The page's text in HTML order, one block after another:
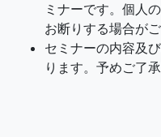
ミナーです。個人
お断りする場合が
セミナーの内容及
ります。予めご了承